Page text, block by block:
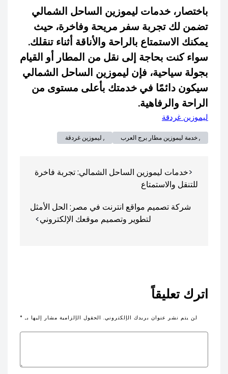
باختصار، خدمات ليموزين الساحل الشمالي
تضمن لك تجربة سفر مريحة وفاخرة، حيث
يمكنك الاستمتاع بالراحة والأناقة أثناء تنقلك.
سواء كنت بحاجة إلى نقل من المطار أو القيام
بجولة سياحية، فإن ليموزين الساحل الشمالي
سيكون دائمًا في خدمتك بأعلى مستوى من
الراحة والرفاهية.
ليموزين غردقة
, خدمة ليموزين مطار برج العرب , ليموزين غردقة
المقالاتخدمات ليموزين الساحل الشمالي: تجربة فاخرة
للتنقل والاستمتاع
شركة تصميم مواقع انترنت في مصر: الحل الأمثل
لتطوير وتصميم موقعك الإلكتروني
اترك تعليقاً
لن يتم نشر عنوان بريدك الإلكتروني. الحقول الإلزامية مشار إليها بـ *